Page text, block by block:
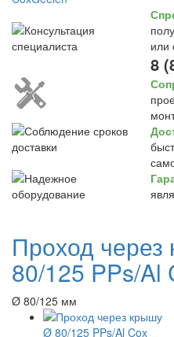
или
8
Проход
80/125 PPs/Al
Ø 80/125 мм